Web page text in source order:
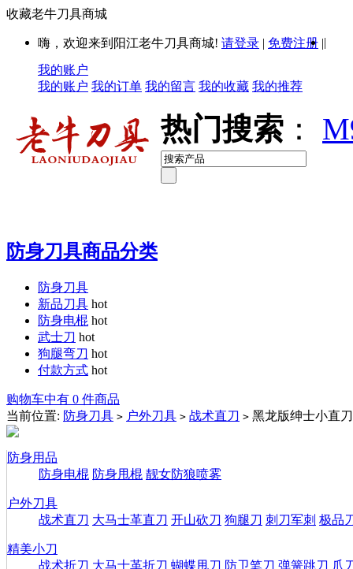
收藏老牛刀具商城
嗨，欢迎来到阳江老牛刀具商城! 请登录 | 免费注册 ||
我的账户
我的账户 我的订单 我的留言 我的收藏 我的推荐
热门搜索 ：
防身刀具商品分类
防身刀具
新品刀具 hot
防身电棍 hot
武士刀 hot
狗腿弯刀 hot
付款方式 hot
购物车中有 0 件商品
当前位置: 防身刀具 > 户外刀具 > 战术直刀 > 黑龙版绅士小直刀
防身用品
防身电棍 防身甩棍 靓女防狼喷雾
户外刀具
战术直刀 大马士革直刀 开山砍刀 狗腿刀 刺刀军刺 极品
精美小刀
战术折刀 大马士革折刀 蝴蝶甩刀 防卫笔刀 弹簧跳刀 爪